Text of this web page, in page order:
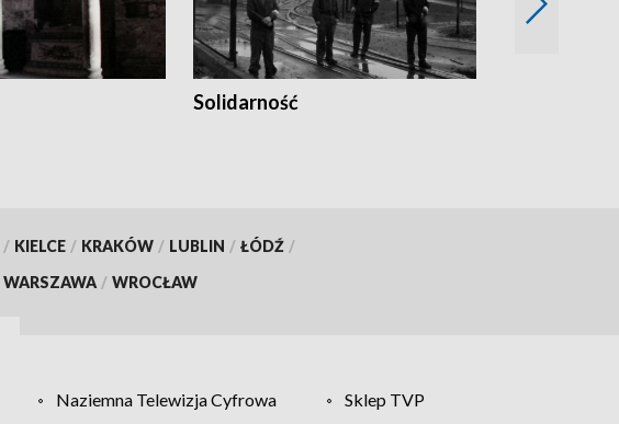
Solidarność
/ KIELCE / KRAKÓW / LUBLIN / ŁÓDŹ /
WARSZAWA / WROCŁAW
Naziemna Telewizja Cyfrowa
Sklep TVP